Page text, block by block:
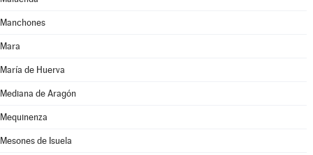
Manchones
Mara
María de Huerva
Mediana de Aragón
Mequinenza
Mesones de Isuela